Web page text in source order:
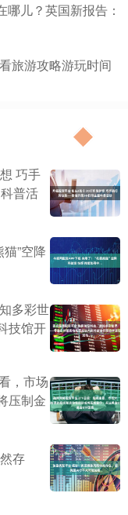
儿？英国新报告：
旅游攻略游玩时间
巧手
普活
”空降
多彩世
技馆开
，市场
压制金
存